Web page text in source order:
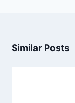
Similar Posts